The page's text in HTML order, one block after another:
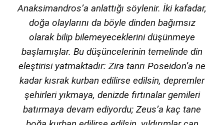
Anaksimandros’a anlattığı söylenir. İki kafadar,
doğa olaylarını da böyle dinden bağımsız
olarak bilip bilemeyeceklerini düşünmeye
başlamışlar. Bu düşüncelerinin temelinde din
eleştirisi yatmaktadır: Zira tanrı Poseidon’a ne
kadar kısrak kurban edilirse edilsin, depremler
şehirleri yıkmaya, denizde fırtınalar gemileri
batırmaya devam ediyordu; Zeus’a kaç tane